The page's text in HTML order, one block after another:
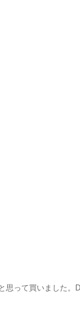
って買いました。